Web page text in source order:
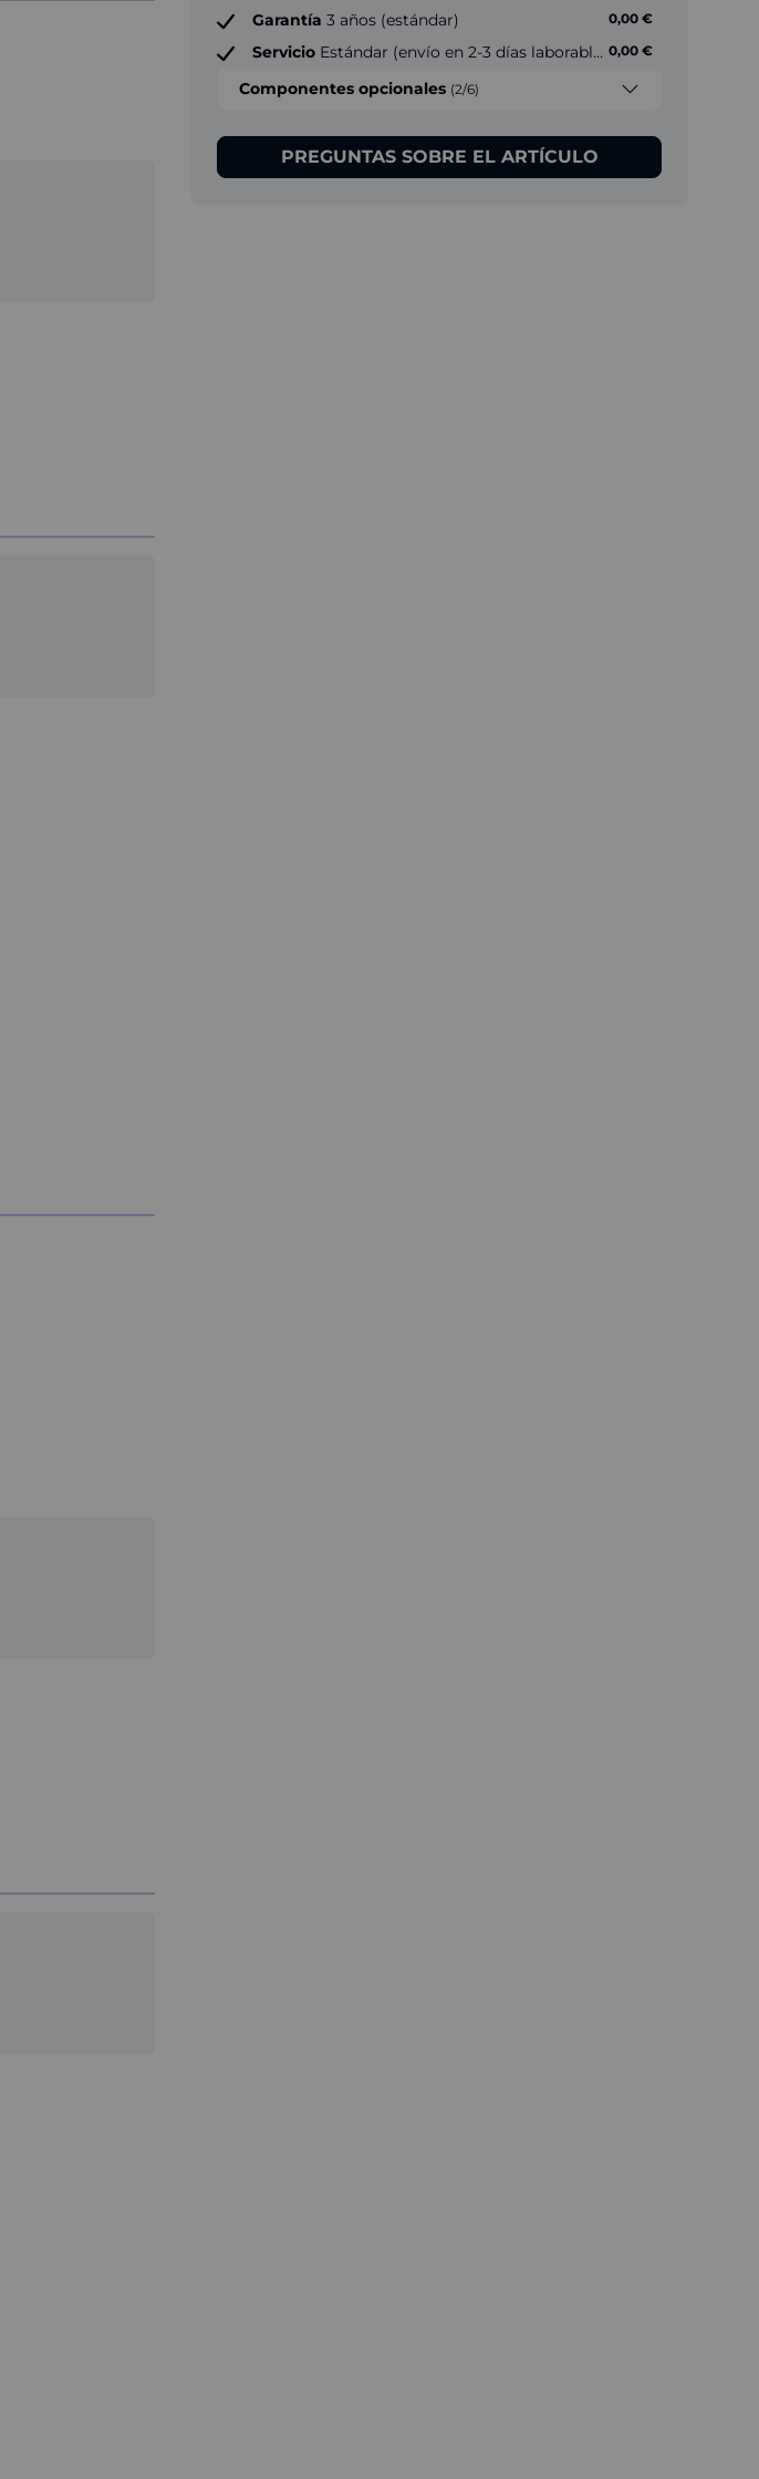
Garantía 3 años (estándar) 0,00 €
Servicio Estándar (envío en 2-3 días laborables) 0,00 €
Componentes opcionales (2/6)
PREGUNTAS SOBRE EL ARTÍCULO